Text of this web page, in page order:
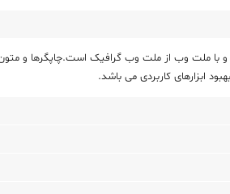
وب از ملت وب گرافیک است.چاپگرها و متون
ابزارهای کاربردی می باشد.